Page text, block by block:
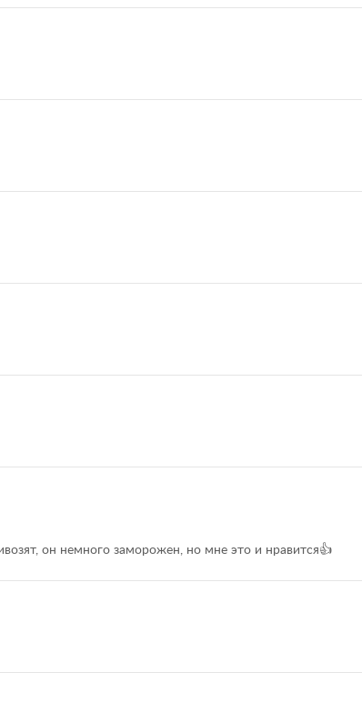
он немного заморожен, но мне это и нравится👍